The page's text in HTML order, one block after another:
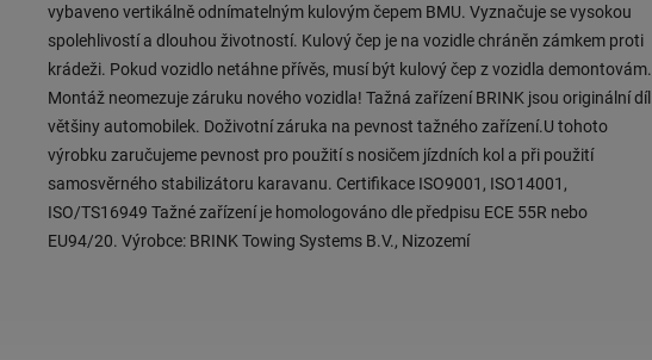
vybaveno vertikálně odnímatelným kulovým čepem BMU. Vyznačuje se vysokou
spolehlivostí a dlouhou životností. Kulový čep je na vozidle chráněn zámkem proti
krádeži. Pokud vozidlo netáhne přívěs, musí být kulový čep z vozidla demontovám.
Montáž neomezuje záruku nového vozidla! Tažná zařízení BRINK jsou originální díl
většiny automobilek. Doživotní záruka na pevnost tažného zařízení.U tohoto
výrobku zaručujeme pevnost pro použití s nosičem jízdních kol a při použití
samosvěrného stabilizátoru karavanu. Certifikace ISO9001, ISO14001,
ISO/TS16949 Tažné zařízení je homologováno dle předpisu ECE 55R nebo
EU94/20. Výrobce: BRINK Towing Systems B.V., Nizozemí